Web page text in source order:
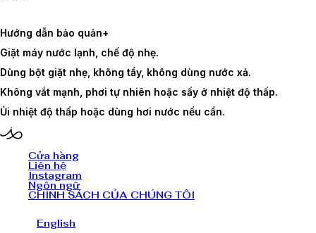
Hướng dẫn bảo quản+
Giặt máy nước lạnh, chế độ nhẹ.
Dùng bột giặt nhẹ, không tẩy, không dùng nước xả.
Không vắt mạnh, phơi tự nhiên hoặc sấy ở nhiệt độ thấp.
Ủi nhiệt độ thấp hoặc dùng hơi nước nếu cần.
Cửa hàng
Liên hệ
Instagram
Ngôn ngữ
CHÍNH SÁCH CỦA CHÚNG TÔI
English